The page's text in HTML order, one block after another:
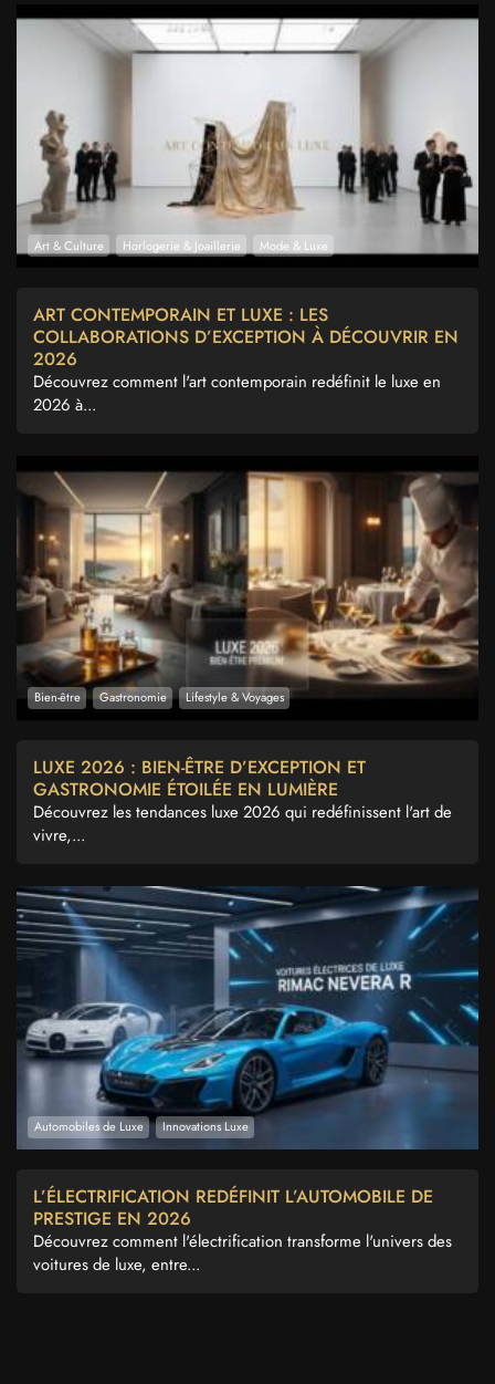
Art & Culture Horlogerie & Joaillerie Mode & Luxe
ART CONTEMPORAIN ET LUXE : LES
COLLABORATIONS D’EXCEPTION À DÉCOUVRIR EN
2026
Découvrez comment l'art contemporain redéfinit le luxe en
2026 à...
Bien-être Gastronomie Lifestyle & Voyages
LUXE 2026 : BIEN-ÊTRE D’EXCEPTION ET
GASTRONOMIE ÉTOILÉE EN LUMIÈRE
Découvrez les tendances luxe 2026 qui redéfinissent l'art de
vivre,...
Automobiles de Luxe Innovations Luxe
L’ÉLECTRIFICATION REDÉFINIT L’AUTOMOBILE DE
PRESTIGE EN 2026
Découvrez comment l'électrification transforme l'univers des
voitures de luxe, entre...